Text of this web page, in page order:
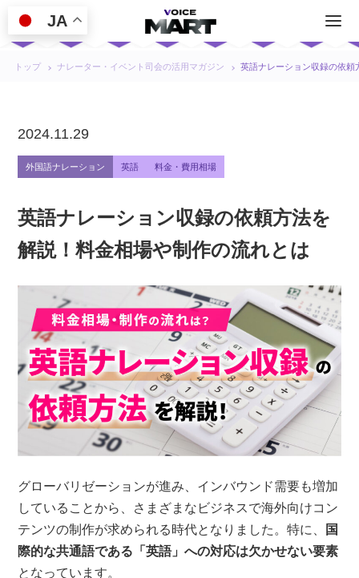
トップ ナレーター・イベント司会の活用マガジン 英語ナレーション収録の依頼
2024.11.29
外国語ナレーション 英語 料金・費用相場
英語ナレーション収録の依頼方法を
解説！料金相場や制作の流れとは
グローバリゼーションが進み、インバウンド需要も増加
していることから、さまざまなビジネスで海外向けコン
テンツの制作が求められる時代となりました。特に、
国
際的な共通語である「英語」への対応は欠かせない要素
となっています。
JA